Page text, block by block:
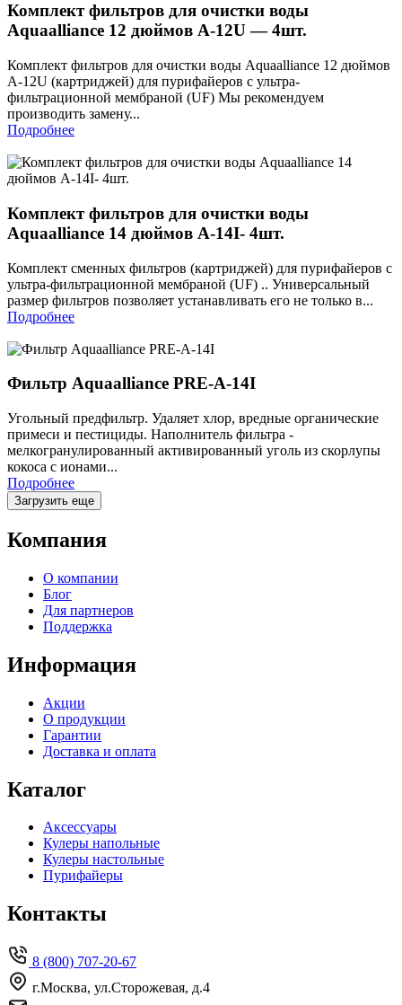
Комплект фильтров для очистки воды
Aquaalliance 12 дюймов A-12U — 4шт.
Комплект фильтров для очистки воды Aquaalliance 12 дюймов
A-12U (картриджей) для пурифайеров с ультра-
фильтрационной мембраной (UF) Мы рекомендуем
производить замену...
Подробнее
Комплект фильтров для очистки воды
Aquaalliance 14 дюймов A-14I- 4шт.
Комплект сменных фильтров (картриджей) для пурифайеров с
ультра-фильтрационной мембраной (UF) .. Универсальный
размер фильтров позволяет устанавливать его не только в...
Подробнее
Фильтр Aquaalliance PRE-A-14I
Угольный предфильтр. Удаляет хлор, вредные органические
примеси и пестициды. Наполнитель фильтра -
мелкогранулированный активированный уголь из скорлупы
кокоса с ионами...
Подробнее
Загрузить еще
Компания
О компании
Блог
Для партнеров
Поддержка
Информация
Акции
О продукции
Гарантии
Доставка и оплата
Каталог
Аксессуары
Кулеры напольные
Кулеры настольные
Пурифайеры
Контакты
8 (800) 707-20-67
г.Москва, ул.Сторожевая, д.4